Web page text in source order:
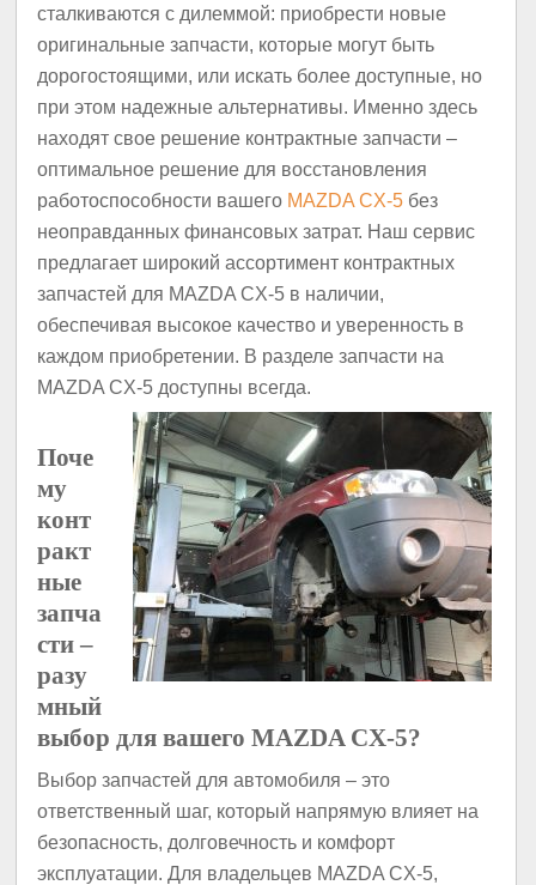
сталкиваются с дилеммой: приобрести новые
оригинальные запчасти, которые могут быть
дорогостоящими, или искать более доступные, но
при этом надежные альтернативы. Именно здесь
находят свое решение контрактные запчасти –
оптимальное решение для восстановления
работоспособности вашего MAZDA CX-5 без
неоправданных финансовых затрат. Наш сервис
предлагает широкий ассортимент контрактных
запчастей для MAZDA CX-5 в наличии,
обеспечивая высокое качество и уверенность в
каждом приобретении. В разделе запчасти на
MAZDA CX-5 доступны всегда.
Поче
му
конт
ракт
ные
запча
сти –
разу
мный
выбор для вашего MAZDA CX-5?
Выбор запчастей для автомобиля – это
ответственный шаг, который напрямую влияет на
безопасность, долговечность и комфорт
эксплуатации. Для владельцев MAZDA CX-5,